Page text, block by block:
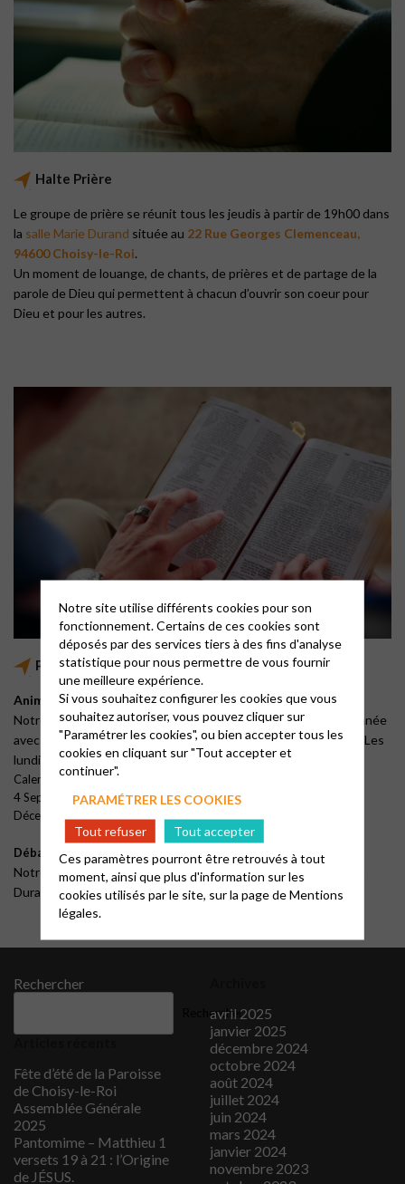
Halte Prière
Le groupe de prière se réunit tous les jeudis à partir de 19h00 dans
la salle Marie Durand située au 22 Rue Georges Clemenceau,
94600 Choisy-le-Roi.
Un moment de louange, de chants, de prières et de partage de la
parole de Dieu qui permettent à chacun d’ouvrir son coeur pour
Dieu et pour les autres.
Partage Biblique
Animation biblique
Notre pasteur vous propose pour cette année de débuter l’année
avec 5 réunions sur le« chapitre 8 de l’Épître aux Romains ».
Les
lundis soir à 19 h30 au Temple.
Calendrier 2023-24 :
4 Septembre – 23 Octobre – 6 Novembre – 20 Novembre – 11
Décembre –
Débat Théo
« Première lettre de Jean »
Notre pasteur vous propose de nous retrouver à la salle Marie
Durand autour d’une boisson chaude ou frais…
Rechercher
Rechercher
Fête d’été de la Paroisse
de Choisy-le-Roi
Assemblée Générale
2025
Pantomime – Matthieu 1
versets 19 à 21 : l’Origine
de JÉSUS.
avril 2025
janvier 2025
décembre 2024
octobre 2024
août 2024
juillet 2024
juin 2024
mars 2024
janvier 2024
novembre 2023
Notre site utilise différents cookies pour son
fonctionnement. Certains de ces cookies sont
déposés par des services tiers à des fins d'analyse
statistique pour nous permettre de vous fournir
une meilleure expérience.
Si vous souhaitez configurer les cookies que vous
souhaitez autoriser, vous pouvez cliquer sur
"Paramétrer les cookies", ou bien accepter tous les
cookies en cliquant sur "Tout accepter et
continuer".
PARAMÉTRER LES COOKIES
Tout refuser
Tout accepter
Ces paramètres pourront être retrouvés à tout
moment, ainsi que plus d'information sur les
cookies utilisés par le site, sur la page deMentions
légales.